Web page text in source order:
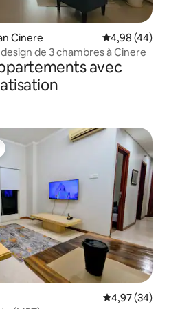
Cinere Évaluation
4,98 (44)
de 3 chambres à Cinere
avec
Évaluation
4,97 (34)